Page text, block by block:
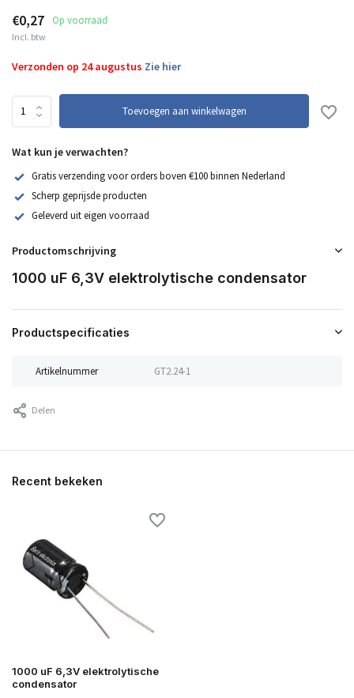
€0,27 Op voorraad
Incl. btw
Verzonden op 24 augustus Zie hier
Toevoegen aan winkelwagen
Wat kun je verwachten?
Gratis verzending voor orders boven €100 binnen Nederland
Scherp geprijsde producten
Geleverd uit eigen voorraad
Productomschrijving
1000 uF 6,3V elektrolytische condensator
Productspecificaties
Artikelnummer GT2.24-1
Delen
Recent bekeken
1000 uF 6,3V elektrolytische
condensator